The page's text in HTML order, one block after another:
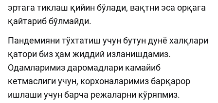
эртага тиклаш қийин бўлади, вақтни эса орқага
қайтариб бўлмайди.
Пандемияни тўхтатиш учун бутун дунё халқлари
қатори биз ҳам жиддий изланишдамиз.
Одамларимиз даромадлари камайиб
кетмаслиги учун, корхоналаримиз барқарор
ишлаши учун барча режаларни кўряпмиз.